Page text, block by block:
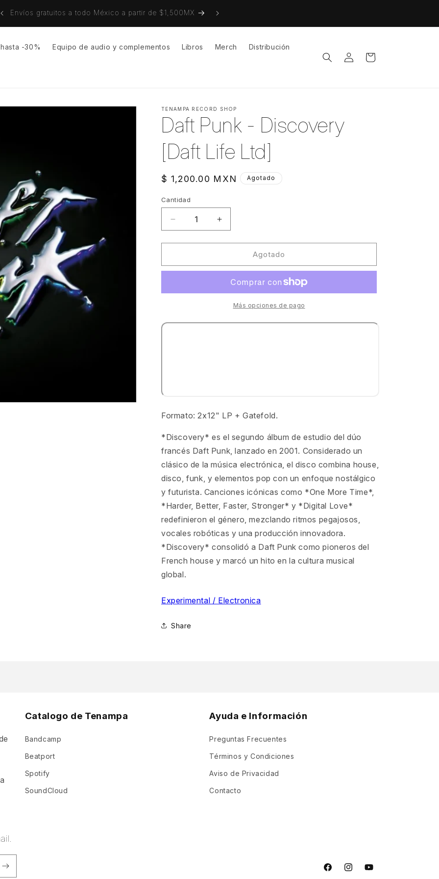
Envíos gratuitos a todo México a partir de $1,500MX
-30% Equipo de audio y complementos Libros Merch Distribución
Iniciar
sesión
Carrito
TENAMPA RECORD SHOP
Daft Punk - Discovery
[Daft Life Ltd]
Precio
$ 1,200.00 MXN Agotado
Cantidad
Cantidad
Reducir
cantidad
para
Punk
[Daft
Aumentar
cantidad
para
Punk
Discovery
[Daft
Agotado
Más opciones de pago
Formato: 2x12" LP + Gatefold.
*Discovery* es el segundo álbum de estudio del dúo
francés Daft Punk, lanzado en 2001. Considerado un
clásico de la música electrónica, el disco combina house,
disco, funk, y elementos pop con un enfoque nostálgico
y futurista. Canciones icónicas como *One More Time*,
*Harder, Better, Faster, Stronger* y *Digital Love*
redefinieron el género, mezclando ritmos pegajosos,
vocales robóticas y una producción innovadora.
*Discovery* consolidó a Daft Punk como pioneros del
French house y marcó un hito en la cultura musical
global.
Experimental / Electronica
Share
Catalogo de Tenampa
Bandcamp
Beatport
Spotify
SoundCloud
Ayuda e Información
Preguntas Frecuentes
Términos y Condiciones
Aviso de Privacidad
Contacto
FacebookInstagramYouTube